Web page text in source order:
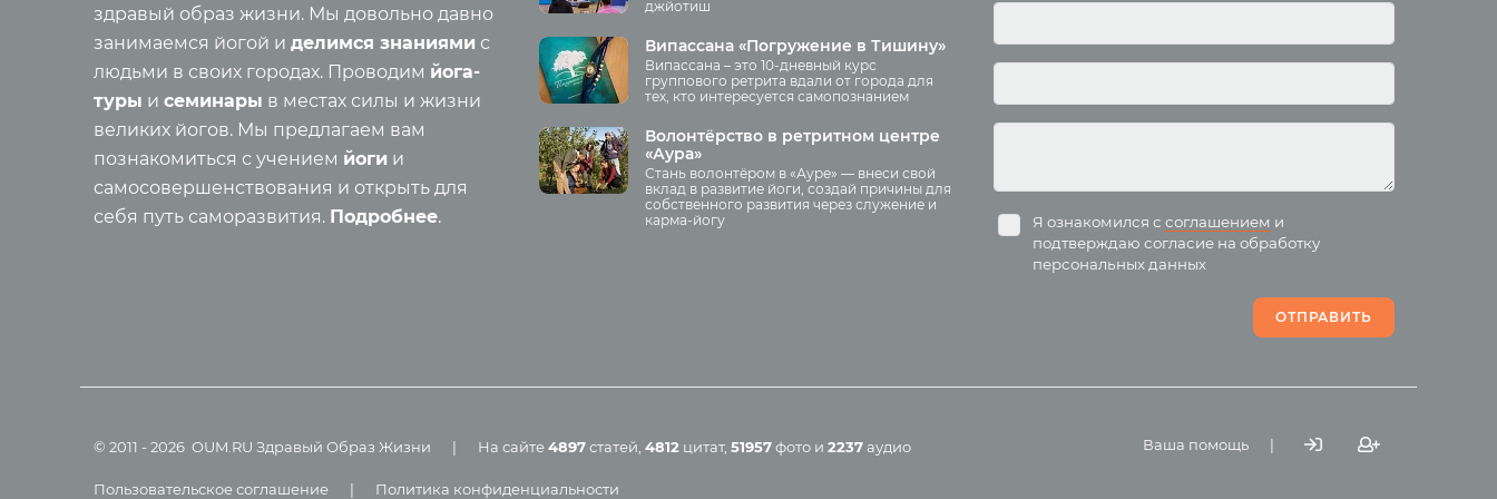
Семинары
Семинары клуба OUM.RU
Рассказы о семинарах
Фото семинаров
Випассана
Фото випассаны
Преподаватели
Ваша помощь
Саморазвитие
Реинкарнация
Основы йоги
Медитация
Мантры
Отзывы о курсах преподавателей
Аудио отзывы о курсах
Курсы преподавателей йоги для
беременных
Занятия
Online-трансляция
Христианство
Разное
Электронные книги
Магазин
здравый образ жизни. Мы довольно давно
занимаемся йогой и делимся знаниями с
людьми в своих городах. Проводим йога-
туры и семинары в местах силы и жизни
великих йогов. Мы предлагаем вам
познакомиться с учением йоги и
самосовершенствования и открыть для
себя путь саморазвития. Подробнее.
джйотиш
Випассана «Погружение в Тишину»
Випассана – это 10-дневный курс
группового ретрита вдали от города для
тех, кто интересуется самопознанием
Волонтёрство в ретритном центре
«Аура»
Стань волонтёром в «Ауре» — внеси свой
вклад в развитие йоги, создай причины для
собственного развития через служение и
карма-йогу
Я ознакомился ссоглашением и
подтверждаю согласие на обработку
персональных данных
ОТПРАВИТЬ
Ваша помощь |
© 2011 - 2026 OUM.RU Здравый Образ Жизни | На сайте4897статей 4812 цитат, 51957фото и 2237 аудио
Пользовательское соглашение | Политика конфиденциальности